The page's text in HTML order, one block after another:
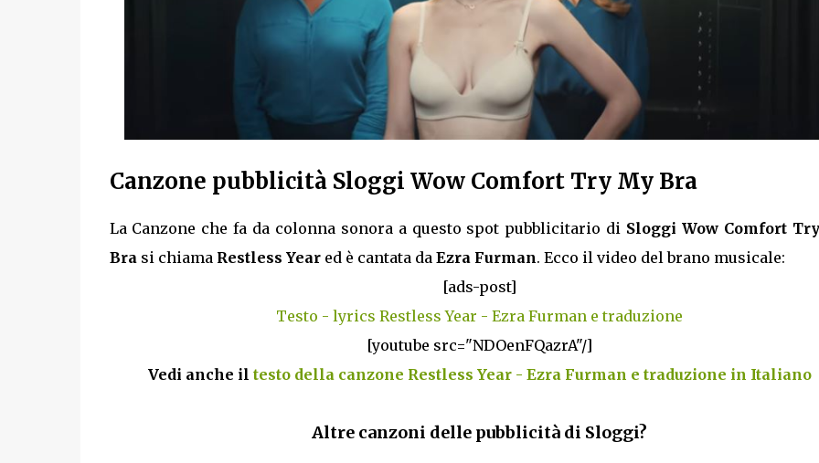
Canzone pubblicità Sloggi Wow Comfort Try My Bra
La Canzone che fa da colonna sonora a questo spot pubblicitario di Sloggi Wow Comfort
Brasi chiama Restless Yeared è cantata da Ezra Furman. Ecco il video del brano musicale:
[ads-post]
Testo - lyrics Restless Year - Ezra Furman e traduzione
[youtube src="NDOenFQazrA"/]
Vedi anche il testo della canzone Restless Year - Ezra Furman e traduzione in Italiano
Altre canzoni delle pubblicità di Sloggi?